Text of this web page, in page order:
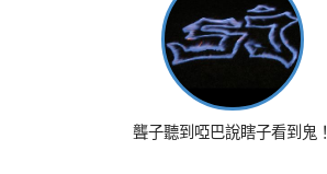
聾子聽到啞巴說瞎子看到鬼！